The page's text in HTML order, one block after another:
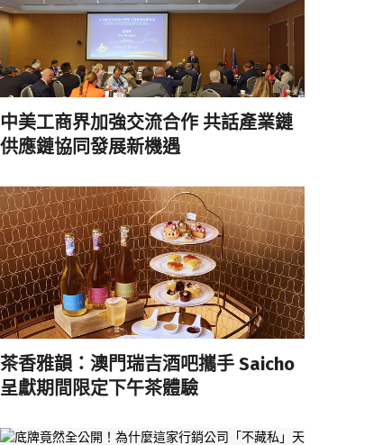
中美工商界加強交流合作 共話產業鏈
供應鏈協同發展新機遇
茶香雅韻：澳門瑞吉酒吧攜手 Saicho
呈獻期間限定下午茶體驗